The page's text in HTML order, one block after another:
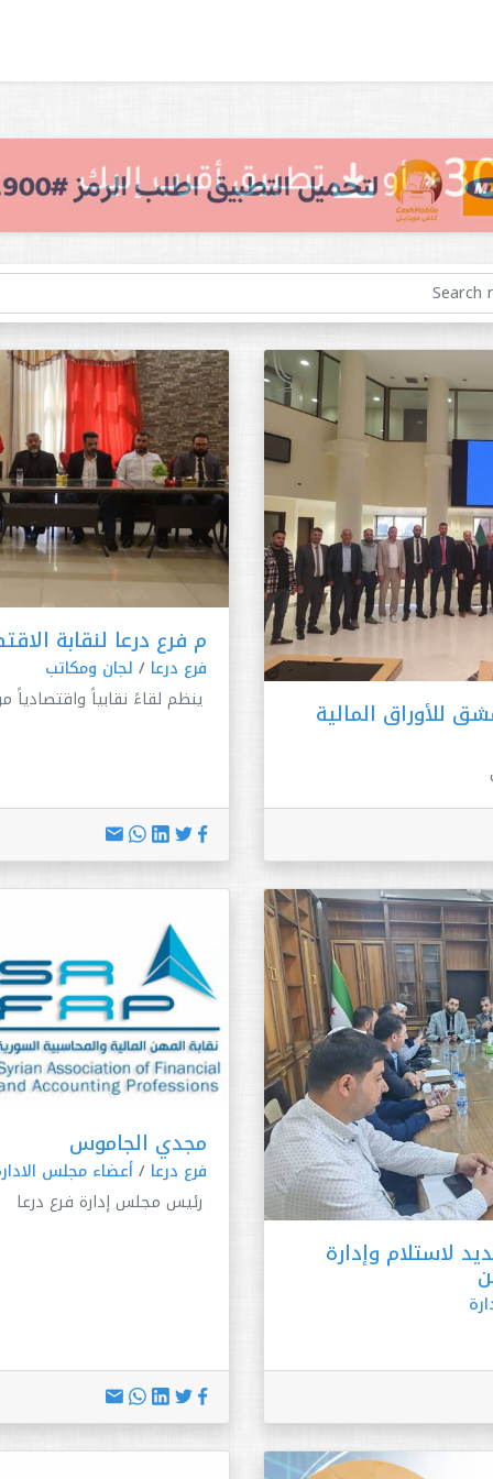
للأوراق المالية
م فرع درعا لنقابة
فرع درعا / لجان ومكاتب
ينظم لقاءً نقابياً واقتصادياً
لاستلام وإدارة
مجدي الجاموس
فرع درعا /أعضاء مجلس
رئيس مجلس إدارة فرع درعا